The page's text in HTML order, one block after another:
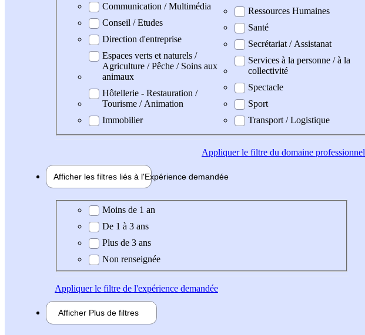
Communication / Multimédia
Conseil / Etudes
Direction d'entreprise
Espaces verts et naturels /
Agriculture / Pêche / Soins aux
animaux
Hôtellerie - Restauration /
Tourisme / Animation
Immobilier
Ressources Humaines
Santé
Secrétariat / Assistanat
Services à la personne / à la
collectivité
Spectacle
Sport
Transport / Logistique
Appliquerle filtre du domaine professionnel
Afficher les filtres liés à l'Expérience demandée
Expérience demandée
Moins de 1 an
De 1 à 3 ans
Plus de 3 ans
Non renseignée
Appliquerle filtre de l'expérience demandée
Afficher Plus de filtres